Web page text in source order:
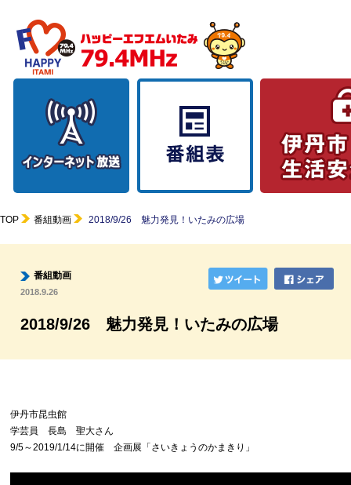
TOP 番組動画 2018/9/26 魅力発見！いたみの広場
番組動画
2018.9.26
2018/9/26 魅力発見！いたみの広場
伊丹市昆虫館
学芸員 長島 聖大さん
9/5～2019/1/14に開催 企画展「さいきょうのかまきり」